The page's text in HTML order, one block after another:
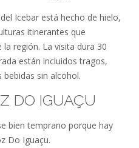
Icebar está hecho de hielo,
itinerantes que
región. La visita dura 30
están incluidos tragos,
sin alcohol.
DO IGUAÇU
bien temprano porque hay
Do Iguaçu.